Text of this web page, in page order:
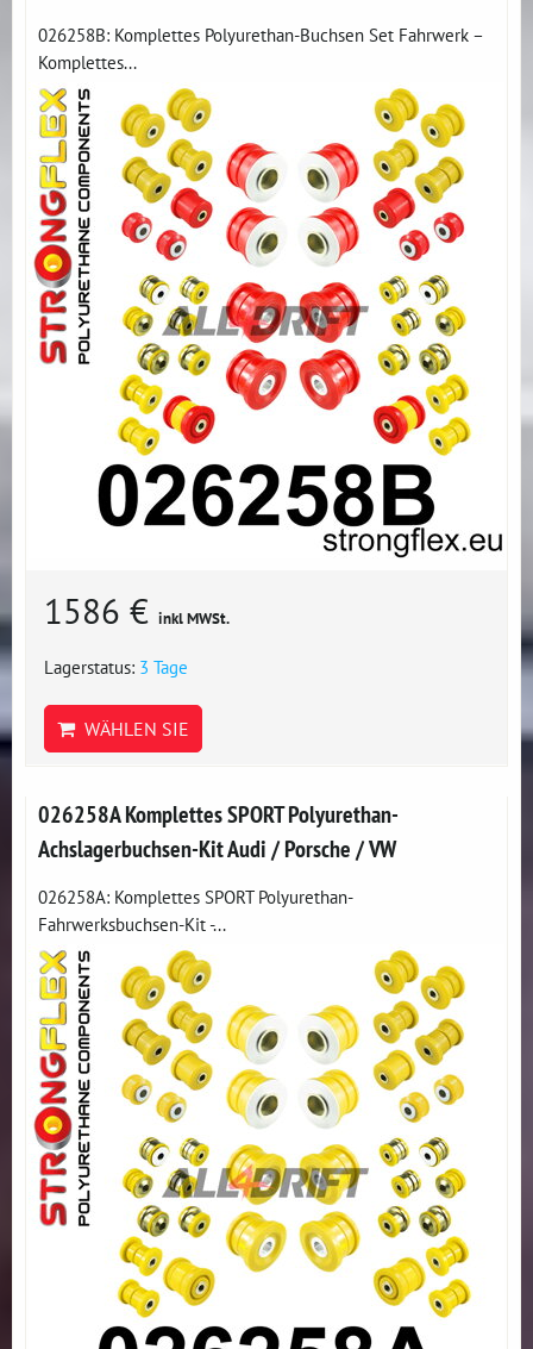
026258B: Komplettes Polyurethan-Buchsen Set Fahrwerk –
Komplettes...
1586 € inkl MWSt.
Lagerstatus: 3 Tage
WÄHLEN SIE
026258A Komplettes SPORT Polyurethan-
Achslagerbuchsen-Kit Audi / Porsche / VW
026258A: Komplettes SPORT Polyurethan-
Fahrwerksbuchsen-Kit -...